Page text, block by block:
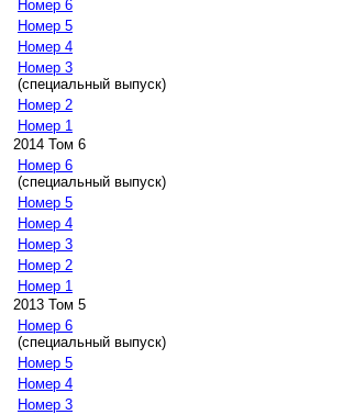
Номер 6
Номер 5
Номер 4
Номер 3
(специальный выпуск)
Номер 2
Номер 1
2014 Том 6
Номер 6
(специальный выпуск)
Номер 5
Номер 4
Номер 3
Номер 2
Номер 1
2013 Том 5
Номер 6
(специальный выпуск)
Номер 5
Номер 4
Номер 3